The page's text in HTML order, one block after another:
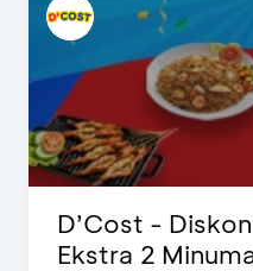
D’Cost -
Ekstra 2